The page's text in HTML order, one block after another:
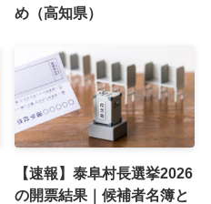
め（高知県）
【速報】泰阜村長選挙2026
の開票結果｜候補者名簿と